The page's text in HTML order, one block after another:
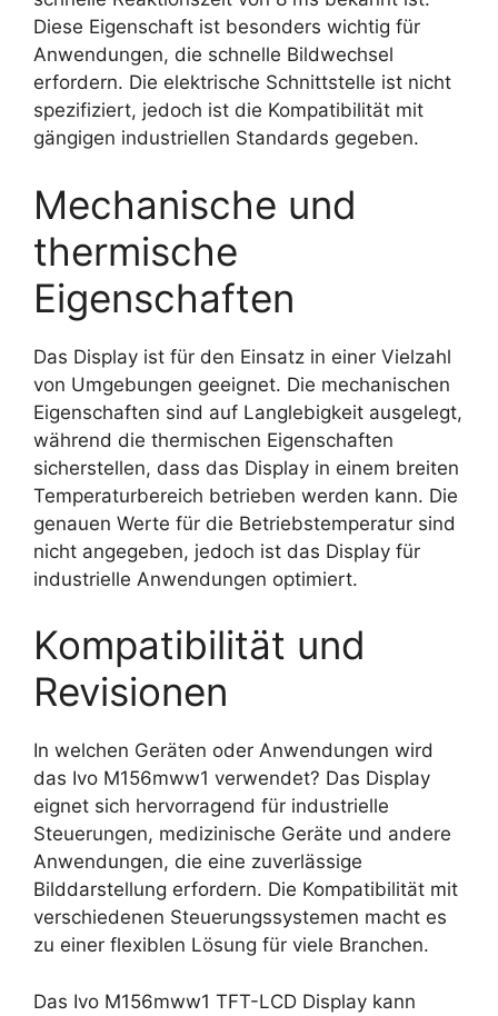
Diese Eigenschaft ist besonders wichtig für
Anwendungen, die schnelle Bildwechsel
erfordern. Die elektrische Schnittstelle ist nicht
spezifiziert, jedoch ist die Kompatibilität mit
gängigen industriellen Standards gegeben.
Mechanische und
thermische
Eigenschaften
Das Display ist für den Einsatz in einer Vielzahl
von Umgebungen geeignet. Die mechanischen
Eigenschaften sind auf Langlebigkeit ausgelegt,
während die thermischen Eigenschaften
sicherstellen, dass das Display in einem breiten
Temperaturbereich betrieben werden kann. Die
genauen Werte für die Betriebstemperatur sind
nicht angegeben, jedoch ist das Display für
industrielle Anwendungen optimiert.
Kompatibilität und
Revisionen
In welchen Geräten oder Anwendungen wird
das Ivo M156mww1 verwendet? Das Display
eignet sich hervorragend für industrielle
Steuerungen, medizinische Geräte und andere
Anwendungen, die eine zuverlässige
Bilddarstellung erfordern. Die Kompatibilität mit
verschiedenen Steuerungssystemen macht es
zu einer flexiblen Lösung für viele Branchen.
Das Ivo M156mww1 TFT-LCD Display kann